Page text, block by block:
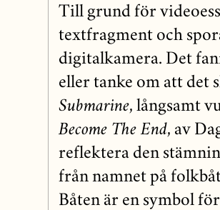
Till grund för
textfragment och
digitalkamera. Det
eller tanke om att det
Submarine, långsamt
Become The End, av
reflektera den
från namnet på
Båten är en symbol